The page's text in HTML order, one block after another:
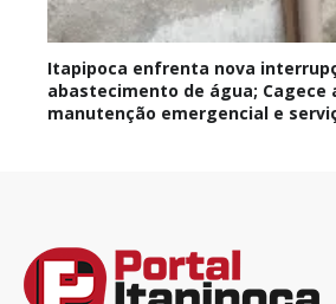
Itapipoca enfrenta nova
abastecimento de água; Cagece
manutenção emergencial e